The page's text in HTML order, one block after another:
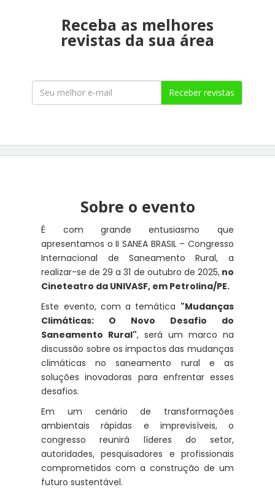
Receba as melhores
revistas da sua área
Receber revistas
Sobre o evento
É com grande entusiasmo que
apresentamos o II SANEA BRASIL – Congresso
Internacional de Saneamento Rural, a
realizar-se de 29 a 31 de outubro de 2025,no
Cineteatro da UNIVASF, em Petrolina/PE.
Este evento, com a temática "Mudanças
Climáticas: O Novo Desafio do
Saneamento Rural", será um marco na
discussão sobre os impactos das mudanças
climáticas no saneamento rural e as
soluções inovadoras para enfrentar esses
desafios.
Em um cenário de transformações
ambientais rápidas e imprevisíveis, o
congresso reunirá líderes do setor,
autoridades, pesquisadores e profissionais
comprometidos com a construção de um
futuro sustentável.